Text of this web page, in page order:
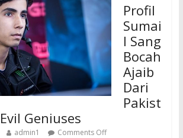
Profil
Sumai
l Sang
Bocah
Ajaib
Dari
Pakist
Geniuses
admin1 Comments Off